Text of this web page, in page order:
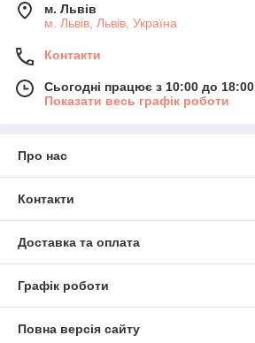
м. Львів
м. Львів, Львів, Україна
Контакти
Сьогодні працює з 10:00 до 18:00
Показати весь графік роботи
Про нас
Контакти
Доставка та оплата
Графік роботи
Повна версія сайту